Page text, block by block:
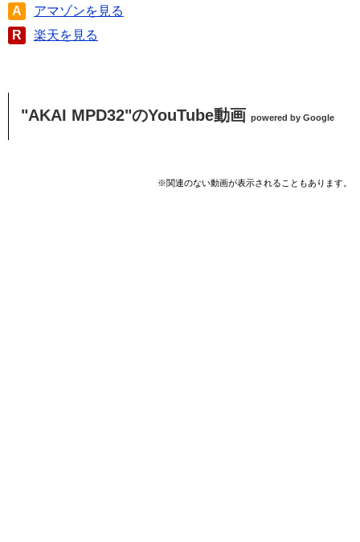
A
アマゾンを見る
R
楽天を見る
"AKAI MPD32"のYouTube動画 powered by Google
※関連のない動画が表示されることもあります。